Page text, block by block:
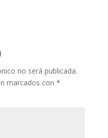
no será publicada.
marcados con *